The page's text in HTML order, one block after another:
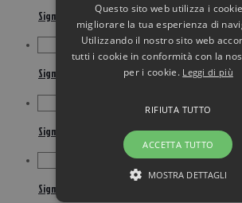
Sigma JM-SG160E
Sigma JM-SG45
Sigma JM-SGE
Sigma JMC-1E
Questo sito web utilizza i
migliorare la tua esperienza di
Utilizzando il nostro sito web
tutti i cookie in conformità con la
per i cookie. Leggi di più
ACCETTA TUTTO
RIFIUTA TUTTO
MOSTRA DETTAGLI